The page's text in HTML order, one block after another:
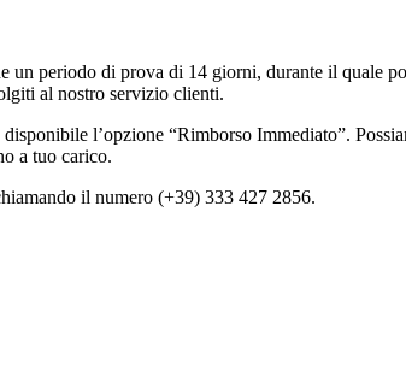
un periodo di prova di 14 giorni, durante il quale
al nostro servizio clienti.
l’opzione “Rimborso Immediato”.
a tuo carico.
il numero (+39) 333 427 2856.